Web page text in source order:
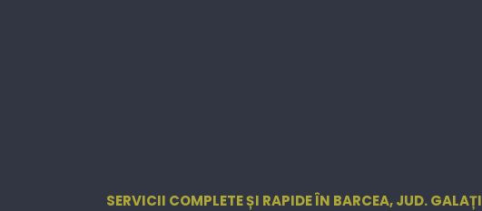
SERVICII COMPLETE ȘI RAPIDE ÎN BARCEA, JUD. GALAȚI